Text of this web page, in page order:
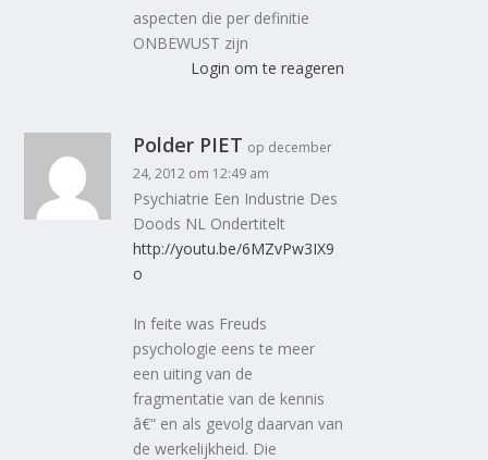
aspecten die per definitie
ONBEWUST zijn
Login om te reageren
Polder PIET op december
24, 2012 om 12:49 am
Psychiatrie Een Industrie Des
Doods NL Ondertitelt
http://youtu.be/6MZvPw3IX9
o
In feite was Freuds
psychologie eens te meer
een uiting van de
fragmentatie van de kennis
â€“ en als gevolg daarvan van
de werkelijkheid. Die